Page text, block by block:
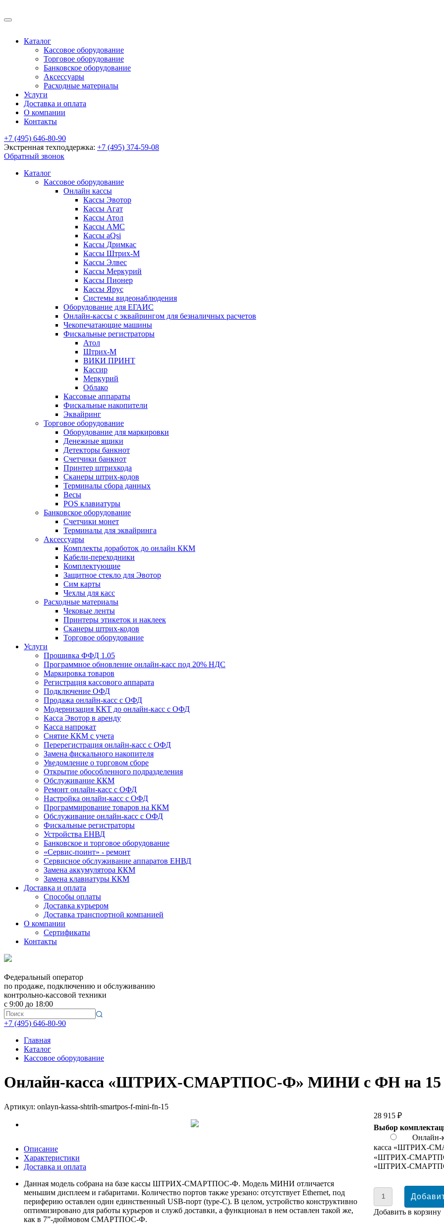
Каталог
Кассовое оборудование
Торговое оборудование
Банковское оборудование
Аксессуары
Расходные материалы
Услуги
Доставка и оплата
О компании
Контакты
+7 (495) 646-80-90
Экстренная техподдержка: +7 (495) 374-59-08
Обратный звонок
Каталог
Кассовое оборудование
Онлайн кассы
Кассы Эвотор
Кассы Агат
Кассы Атол
Кассы АМС
Кассы aQsi
Кассы Дримкас
Кассы Штрих-М
Кассы Элвес
Кассы Меркурий
Кассы Пионер
Кассы Ярус
Системы видеонаблюдения
Оборудование для ЕГАИС
Онлайн-кассы с эквайрингом для безналичных расчетов
Чекопечатающие машины
Фискальные регистраторы
Атол
Штрих-М
ВИКИ ПРИНТ
Кассир
Меркурий
Облако
Кассовые аппараты
Фискальные накопители
Эквайринг
Торговое оборудование
Оборудование для маркировки
Денежные ящики
Детекторы банкнот
Счетчики банкнот
Принтер штрихкода
Сканеры штрих-кодов
Терминалы сбора данных
Весы
POS клавиатуры
Банковское оборудование
Счетчики монет
Терминалы для эквайринга
Аксессуары
Комплекты доработок до онлайн ККМ
Кабели-переходники
Комплектующие
Защитное стекло для Эвотор
Сим карты
Чехлы для касс
Расходные материалы
Чековые ленты
Принтеры этикеток и наклеек
Сканеры штрих-кодов
Торговое оборудование
Услуги
Прошивка ФФД 1.05
Программное обновление онлайн-касс под 20% НДС
Маркировка товаров
Регистрация кассового аппарата
Подключение ОФД
Продажа онлайн-касс с ОФД
Модернизация ККТ до онлайн-касс с ОФД
Касса Эвотор в аренду
Касса напрокат
Снятие ККМ с учета
Перерегистрация онлайн-касс с ОФД
Замена фискального накопителя
Уведомление о торговом сборе
Открытие обособленного подразделения
Обслуживание ККМ
Ремонт онлайн-касс с ОФД
Настройка онлайн-касс с ОФД
Программирование товаров на ККМ
Обслуживание онлайн-касс с ОФД
Фискальные регистраторы
Устройства ЕНВД
Банковское и торговое оборудование
«Сервис-поинт» - ремонт
Сервисное обслуживание аппаратов ЕНВД
Замена аккумулятора ККМ
Замена клавиатуры ККМ
Доставка и оплата
Способы оплаты
Доставка курьером
Доставка транспортной компанией
О компании
Сертификаты
Контакты
Федеральный оператор
по продаже, подключению и обслуживанию
контрольно-кассовой техники
с 9:00 до 18:00
+7 (495) 646-80-90
Главная
Каталог
Кассовое оборудование
Онлайн-касса «ШТРИХ-СМАРТПОС-Ф» МИНИ с ФН на 15
Артикул: onlayn-kassa-shtrih-smartpos-f-mini-fn-15
28 915 ₽
Выбор
касса «ШТРИХ-
«ШТРИХ-
«ШТРИХ-
Добавить в корзину
Описание
Характеристики
Доставка и оплата
Данная модель собрана на базе кассы ШТРИХ-СМАРТПОС-Ф. Модель МИНИ отличается
меньшим дисплеем и габаритами. Количество портов также урезано: отсутствует Ethernet, под
периферию оставлен один единственный USB-порт (type-C). В целом, устройство конструктивно
оптимизировано для работы курьеров и служб доставки, а функционал в нем оставлен такой же,
как в 7”-дюймовом СМАРТПОС-Ф.